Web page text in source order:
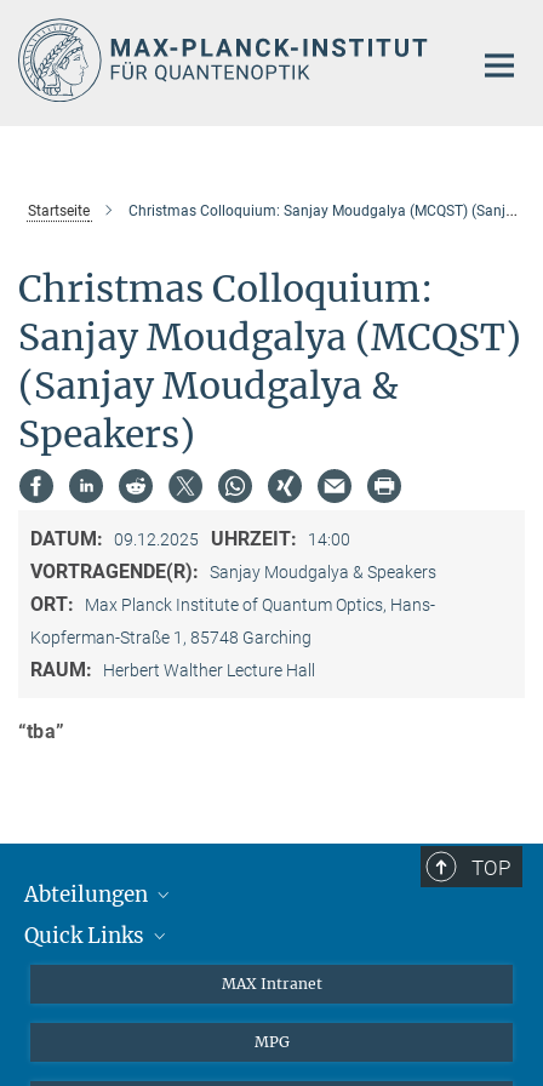
Hauptinhalt
Startseite Christmas Colloquium: Sanjay Moudgalya (MCQST) (Sanjay Moudgalya & Speakers)
Christmas Colloquium:
Sanjay Moudgalya (MCQST)
(Sanjay Moudgalya &
Speakers)
DATUM: 09.12.2025 UHRZEIT: 14:00
VORTRAGENDE(R): Sanjay Moudgalya & Speakers
ORT:
Max Planck Institute of Quantum Optics, Hans-
Kopferman-Straße 1, 85748 Garching
RAUM: Herbert Walther Lecture Hall
“tba”
TOP
Abteilungen
Attosekundenphysik
Quick Links
Kontakt
MAX Intranet
MPG